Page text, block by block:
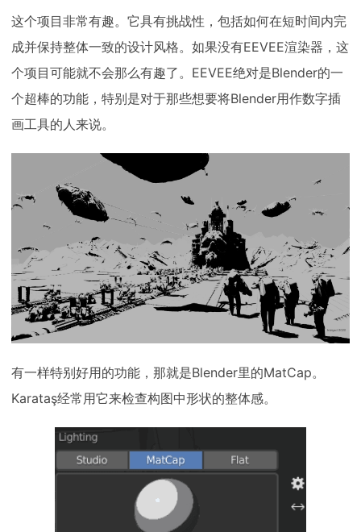
这个项目非常有趣。它具有挑战性，包括如何在短时间内完
成并保持整体一致的设计风格。如果没有EEVEE渲染器，这
个项目可能就不会那么有趣了。EEVEE绝对是Blender的一
个超棒的功能，特别是对于那些想要将Blender用作数字插
画工具的人来说。
有一样特别好用的功能，那就是Blender里的MatCap。
Karataş经常用它来检查构图中形状的整体感。